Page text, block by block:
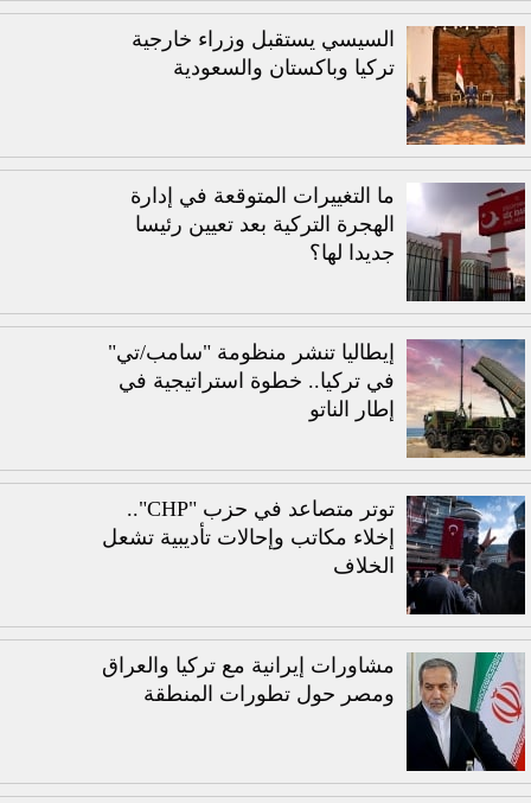
السيسي يستقبل وزراء خارجية
تركيا وباكستان والسعودية
ما التغييرات المتوقعة في إدارة
الهجرة التركية بعد تعيين رئيسا
جديدا لها؟
إيطاليا تنشر منظومة "سامب/تي"
في تركيا.. خطوة استراتيجية في
إطار الناتو
توتر متصاعد في حزب "CHP"..
إخلاء مكاتب وإحالات تأديبية تشعل
الخلاف
مشاورات إيرانية مع تركيا والعراق
ومصر حول تطورات المنطقة